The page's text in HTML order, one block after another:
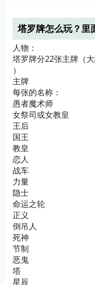
塔罗牌怎么玩？里
人物：
塔罗牌分22张主牌（
）
主牌
每张的名称：
愚者魔术师
女祭司或女教皇
王后
国王
教皇
恋人
战车
力量
隐士
命运之轮
正义
倒吊人
死神
节制
恶鬼
塔
星辰